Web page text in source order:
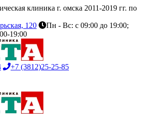
клиника г. омска 2011-2019 гг. по
120
Пн - Вс: с 09:00 до 19:00;
19:00
+7 (3812)25-25-85